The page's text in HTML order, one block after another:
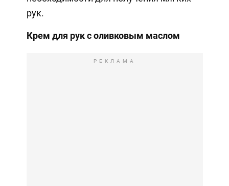
рук.
Крем для рук с оливковым маслом
РЕКЛАМА